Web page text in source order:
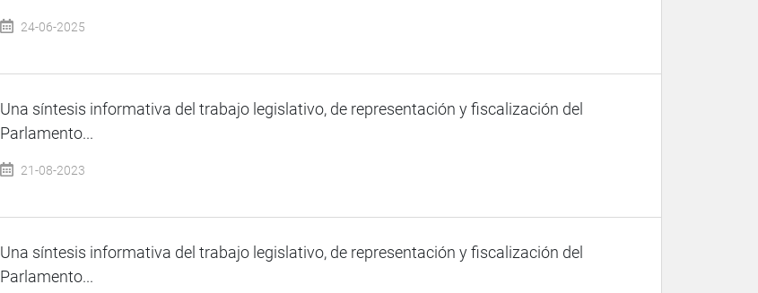
24-06-2025
Una síntesis informativa del trabajo legislativo, de representación y fiscalización del
Parlamento...
21-08-2023
Una síntesis informativa del trabajo legislativo, de representación y fiscalización del
Parlamento...